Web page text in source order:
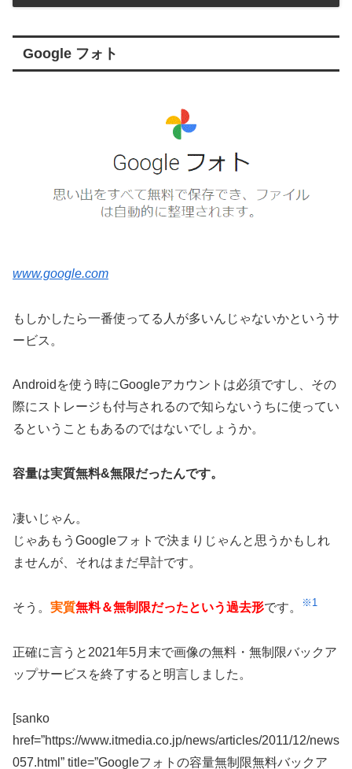
Google フォト
www.google.com
もしかしたら一番使ってる人が多いんじゃないかというサ
ービス。
Androidを使う時にGoogleアカウントは必須ですし、その
際にストレージも付与されるので知らないうちに使ってい
るということもあるのではないでしょうか。
容量は実質無料&無限だったんです。
凄いじゃん。
じゃあもうGoogleフォトで決まりじゃんと思うかもしれ
ませんが、それはまだ早計です。
そう。 実質無料＆無制限だったという過去形です。 ※1
正確に言うと2021年5月末で画像の無料・無制限バックア
ップサービスを終了すると明言しました。
[sanko
href=”https://www.itmedia.co.jp/news/articles/2011/12/news
057.html” title=”Googleフォトの容量無制限無料バックア